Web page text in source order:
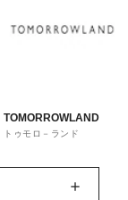
TOMORROWLAND
トゥモロ－ランド